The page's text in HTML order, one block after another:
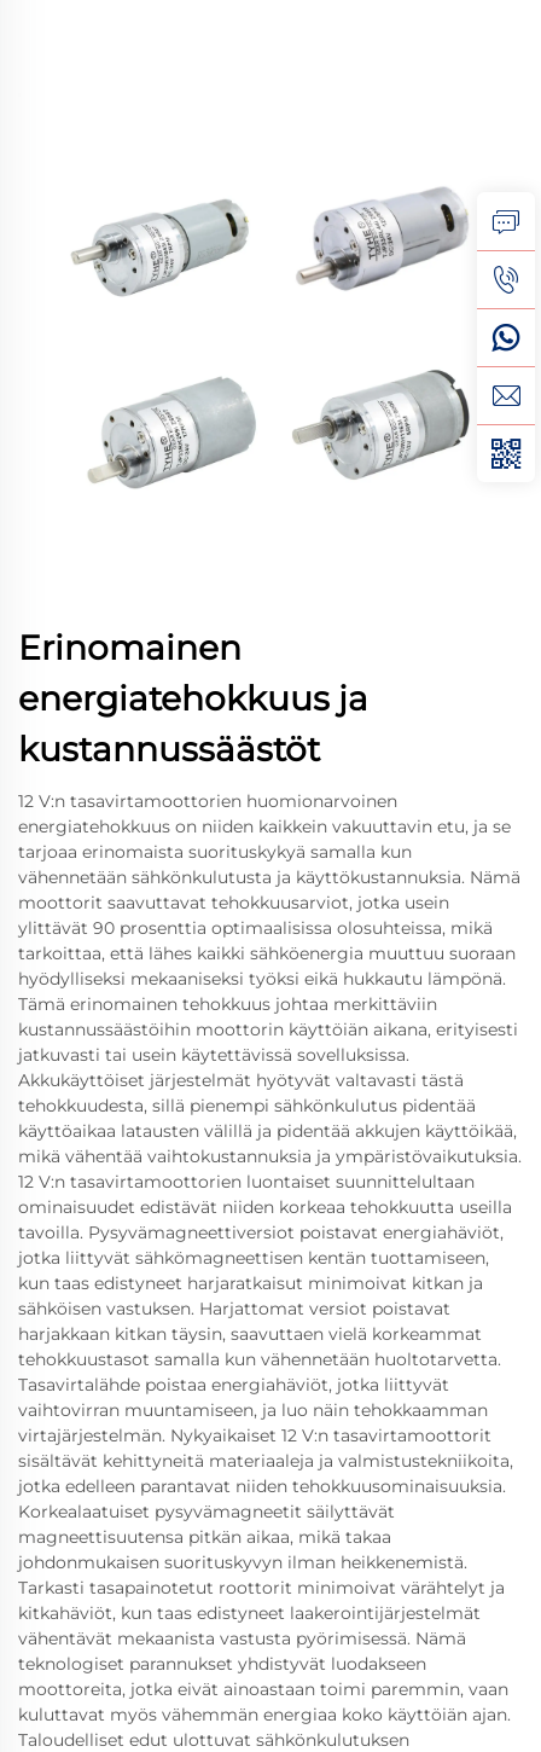
Erinomainen
energiatehokkuus ja
kustannussäästöt
12 V:n tasavirtamoottorien huomionarvoinen
energiatehokkuus on niiden kaikkein vakuuttavin etu, ja se
tarjoaa erinomaista suorituskykyä samalla kun
vähennetään sähkönkulutusta ja käyttökustannuksia. Nämä
moottorit saavuttavat tehokkuusarviot, jotka usein
ylittävät 90 prosenttia optimaalisissa olosuhteissa, mikä
tarkoittaa, että lähes kaikki sähköenergia muuttuu suoraan
hyödylliseksi mekaaniseksi työksi eikä hukkautu lämpönä.
Tämä erinomainen tehokkuus johtaa merkittäviin
kustannussäästöihin moottorin käyttöiän aikana, erityisesti
jatkuvasti tai usein käytettävissä sovelluksissa.
Akkukäyttöiset järjestelmät hyötyvät valtavasti tästä
tehokkuudesta, sillä pienempi sähkönkulutus pidentää
käyttöaikaa latausten välillä ja pidentää akkujen käyttöikää,
mikä vähentää vaihtokustannuksia ja ympäristövaikutuksia.
12 V:n tasavirtamoottorien luontaiset suunnittelultaan
ominaisuudet edistävät niiden korkeaa tehokkuutta useilla
tavoilla. Pysyvämagneettiversiot poistavat energiahäviöt,
jotka liittyvät sähkömagneettisen kentän tuottamiseen,
kun taas edistyneet harjaratkaisut minimoivat kitkan ja
sähköisen vastuksen. Harjattomat versiot poistavat
harjakkaan kitkan täysin, saavuttaen vielä korkeammat
tehokkuustasot samalla kun vähennetään huoltotarvetta.
Tasavirtalähde poistaa energiahäviöt, jotka liittyvät
vaihtovirran muuntamiseen, ja luo näin tehokkaamman
virtajärjestelmän. Nykyaikaiset 12 V:n tasavirtamoottorit
sisältävät kehittyneitä materiaaleja ja valmistustekniikoita,
jotka edelleen parantavat niiden tehokkuusominaisuuksia.
Korkealaatuiset pysyvämagneetit säilyttävät
magneettisuutensa pitkän aikaa, mikä takaa
johdonmukaisen suorituskyvyn ilman heikkenemistä.
Tarkasti tasapainotetut roottorit minimoivat värähtelyt ja
kitkahäviöt, kun taas edistyneet laakerointijärjestelmät
vähentävät mekaanista vastusta pyörimisessä. Nämä
teknologiset parannukset yhdistyvät luodakseen
moottoreita, jotka eivät ainoastaan toimi paremmin, vaan
kuluttavat myös vähemmän energiaa koko käyttöiän ajan.
Taloudelliset edut ulottuvat sähkönkulutuksen